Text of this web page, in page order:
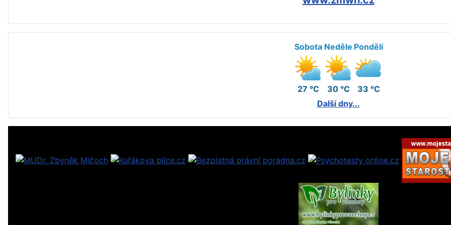
Sobota
27 °C
Neděle
30 °C
Pondělí
33 °C
Další dny...